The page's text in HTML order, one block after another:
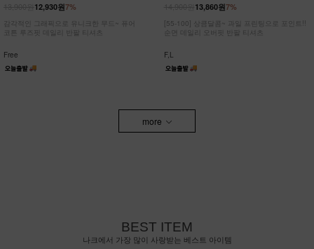
7%
12,930원
감각적인 그래픽으로 유니크한 무드~ 퓨어
코튼 루즈핏 데일리 반팔 티셔츠
Free
7%
13,860원
[55-100] 상큼달콤~ 과일 프린팅으로 포인트!!
순면 데일리 오버핏 반팔 티셔츠
F,L
more
BEST ITEM
나크에서 가장 많이 사랑받는 베스트 아이템